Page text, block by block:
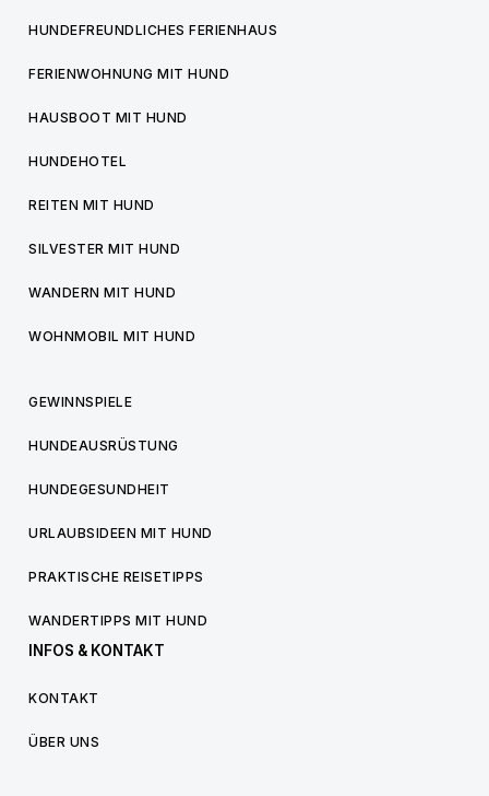
HUNDEFREUNDLICHES FERIENHAUS
FERIENWOHNUNG MIT HUND
HAUSBOOT MIT HUND
HUNDEHOTEL
REITEN MIT HUND
SILVESTER MIT HUND
WANDERN MIT HUND
WOHNMOBIL MIT HUND
GEWINNSPIELE
HUNDEAUSRÜSTUNG
HUNDEGESUNDHEIT
URLAUBSIDEEN MIT HUND
PRAKTISCHE REISETIPPS
WANDERTIPPS MIT HUND
INFOS & KONTAKT
KONTAKT
ÜBER UNS